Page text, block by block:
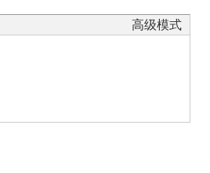
高级模式